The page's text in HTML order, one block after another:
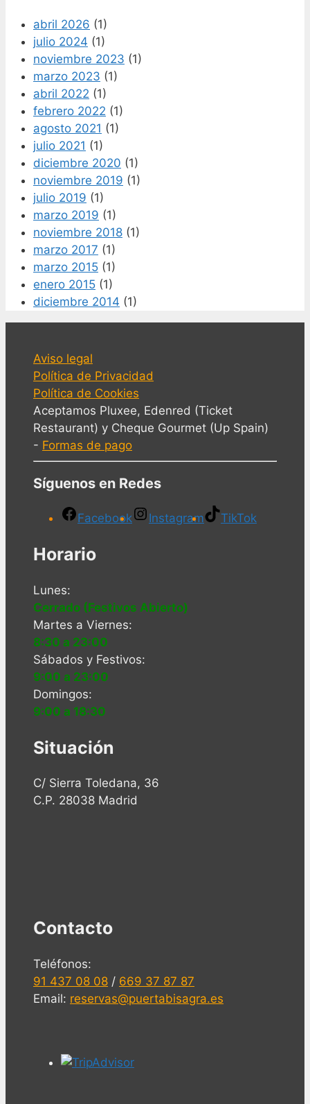
abril 2026 (1)
julio 2024 (1)
noviembre 2023 (1)
marzo 2023 (1)
abril 2022 (1)
febrero 2022 (1)
agosto 2021 (1)
julio 2021 (1)
diciembre 2020 (1)
noviembre 2019 (1)
julio 2019 (1)
marzo 2019 (1)
noviembre 2018 (1)
marzo 2017 (1)
marzo 2015 (1)
enero 2015 (1)
diciembre 2014 (1)
Aviso legal
Política de Privacidad
Política de Cookies
Aceptamos Pluxee, Edenred (Ticket
Restaurant) y Cheque Gourmet (Up Spain)
- Formas de pago
Síguenos en Redes
Facebook Instagram TikTok
Horario
Lunes:
Cerrado (Festivos Abierto)
Martes a Viernes:
8:30 a 23:00
Sábados y Festivos:
9:00 a 23:00
Domingos:
9:00 a 18:30
Situación
C/ Sierra Toledana, 36
C.P. 28038 Madrid
Contacto
Teléfonos:
91 437 08 08 / 669 37 87 87
Email: reservas@puertabisagra.es